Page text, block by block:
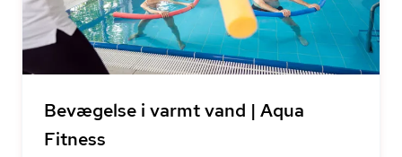
Bevægelse i varmt vand | Aqua
Fitness